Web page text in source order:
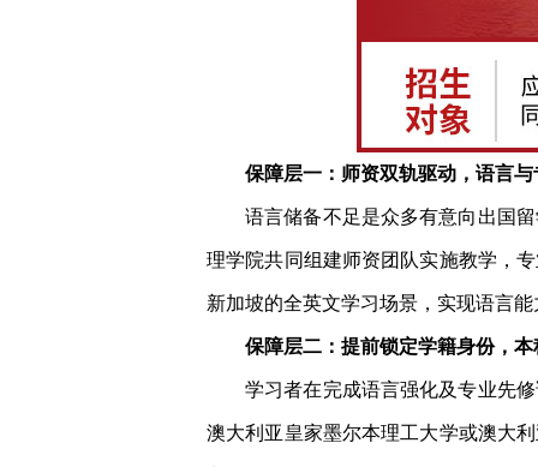
保障层一：师资双轨驱动，语言
语言储备不足是众多有意向出国
理学院共同组建师资团队实施教学，
新加坡的全英文学习场景，实现语言
保障层二：提前锁定学籍身份，
学习者在完成语言强化及专业先
澳大利亚皇家墨尔本理工大学或澳大